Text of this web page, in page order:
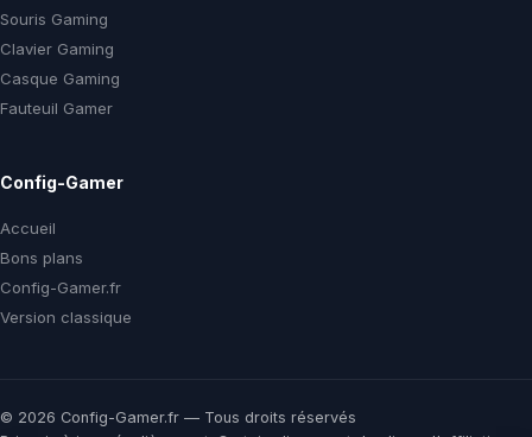
Souris Gaming
Clavier Gaming
Casque Gaming
Fauteuil Gamer
Config-Gamer
Accueil
Bons plans
Config-Gamer.fr
Version classique
© 2026 Config-Gamer.fr — Tous droits réservés